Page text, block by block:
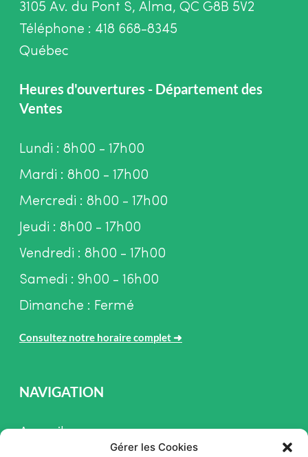
Gérer les Cookies
3105 Av. du Pont S, Alma, QC G8B 5V2
Téléphone : 418 668-8345
Québec
Heures d'ouvertures - Département des
Ventes
Lundi : 8h00 - 17h00
Mardi : 8h00 - 17h00
Mercredi : 8h00 - 17h00
Jeudi : 8h00 - 17h00
Vendredi : 8h00 - 17h00
Samedi : 9h00 - 16h00
Dimanche : Fermé
Consultez notre horaire complet ➜
NAVIGATION
Accueil